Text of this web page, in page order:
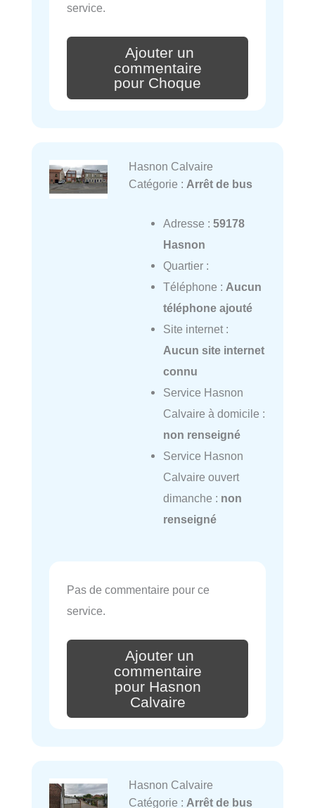
service.
Ajouter un
commentaire
pour Choque
Hasnon Calvaire
Catégorie : Arrêt de bus
Adresse : 59178
Hasnon
Quartier :
Téléphone : Aucun
téléphone ajouté
Site internet :
Aucun site internet
connu
Service Hasnon
Calvaire à domicile :
non renseigné
Service Hasnon
Calvaire ouvert
dimanche : non
renseigné
Pas de commentaire pour ce
service.
Ajouter un
commentaire
pour Hasnon
Calvaire
Hasnon Calvaire
Catégorie : Arrêt de bus